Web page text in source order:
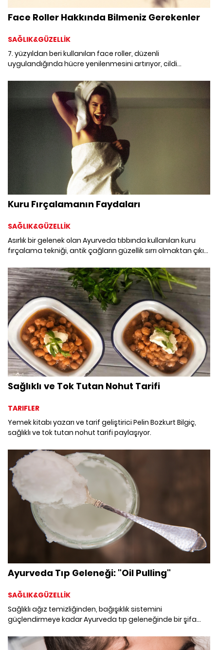
Face Roller Hakkında Bilmeniz Gerekenler
SAĞLIK&GÜZELLİK
7. yüzyıldan beri kullanılan face roller, düzenli
uygulandığında hücre yenilenmesini artırıyor, cildi
yardımcı oluyor. Face roller nasıl kullanılır, face roller'ın
faydaları nelerdir araştırdık.
Kuru Fırçalamanın Faydaları
SAĞLIK&GÜZELLİK
Asırlık bir gelenek olan Ayurveda tıbbında kullanılan kuru
fırçalama tekniği, antik çağların güzellik sırrı olmaktan çıkıp
unsurlarından birine dönüştü. Kuru fırçalama tekniği
lenfatik sistemi uyarmadan selülit görünümünü
azaltmaya, cilde esneklik kazandırmadan kolajeni
artırmaya kadar vücuda sayısız fayda sağlıyor. Kuru
fırçalama tekniği hakkında bilmeniz gerekenleri derledik.
Sağlıklı ve Tok Tutan Nohut Tarifi
TARIFLER
Yemek kitabı yazarı ve tarif geliştirici Pelin Bozkurt Bilgiç,
sağlıklı ve tok tutan nohut tarifi paylaşıyor.
Ayurveda Tıp Geleneği: "Oil Pulling"
SAĞLIK&GÜZELLİK
Sağlıklı ağız temizliğinden, bağışıklık sistemini
güçlendirmeye kadar Ayurveda tıp geleneğinde bir şifa